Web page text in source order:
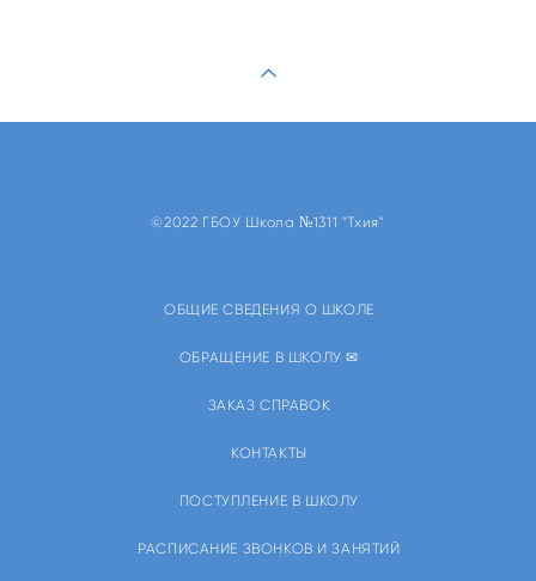
©2022 ГБОУ Школа №1311 "Тхия"
ОБЩИЕ СВЕДЕНИЯ О ШКОЛЕ
ОБРАЩЕНИЕ В ШКОЛУ ✉
ЗАКАЗ СПРАВОК
КОНТАКТЫ
ПОСТУПЛЕНИЕ В ШКОЛУ
РАСПИСАНИЕ ЗВОНКОВ И ЗАНЯТИЙ